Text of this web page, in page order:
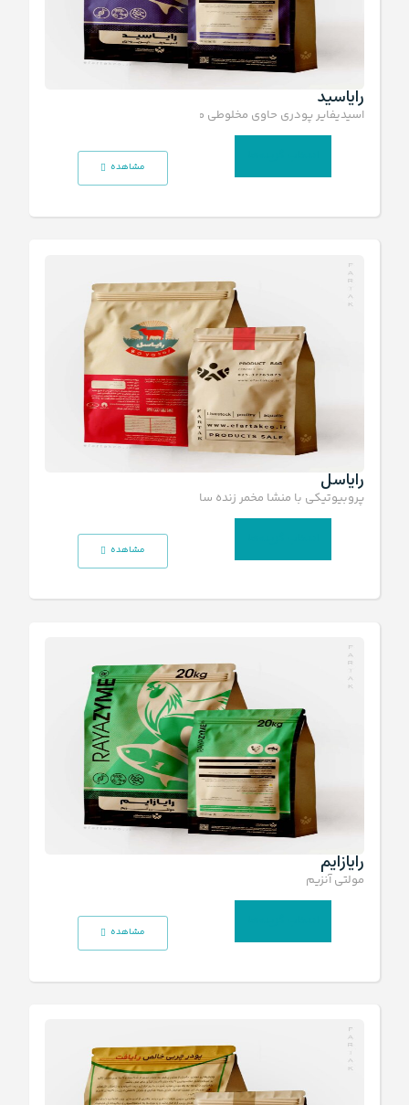
رایاسید
اسیدیفایر پودری حاوی مخلوطی متعادل
مشاهده
رایاسل
پروبیوتیکی با منشا مخمر زنده ساکارومایسس سرویسیه
مشاهده
رایازایم
مولتی آنزیم
مشاهده